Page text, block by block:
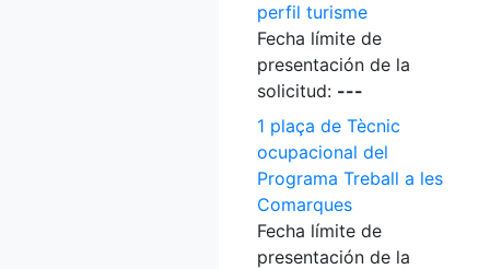
perfil turisme
Fecha límite de
presentación de la
solicitud: ---
1 plaça de Tècnic
ocupacional del
Programa Treball a les
Comarques
Fecha límite de
presentación de la